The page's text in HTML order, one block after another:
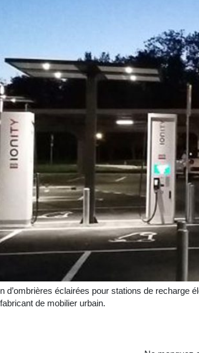
d’ombrières éclairées pour stations de recharge
de mobilier urbain.